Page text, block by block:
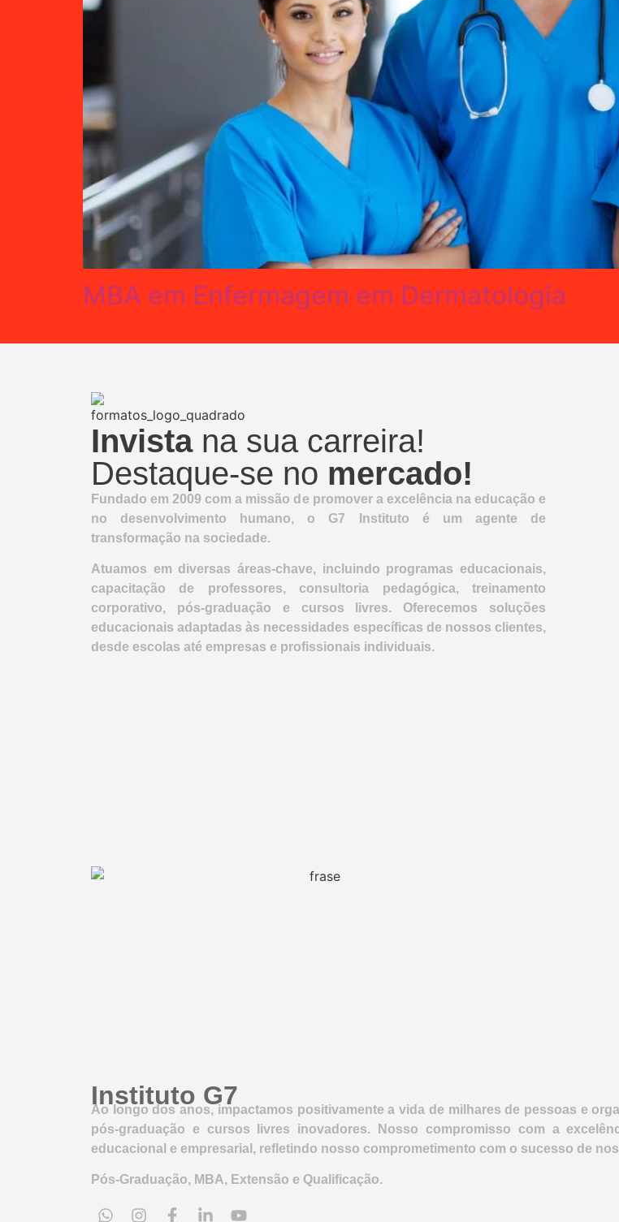
MBA em Enfermagem em Dermatologia
Invistana sua carreira!
Destaque-se no mercado!
Fundado em 2009 com a missão de promover a excelência na educação e
no desenvolvimento humano, o G7 Instituto é um agente de
transformação na sociedade.
Atuamos em diversas áreas-chave, incluindo programas educacionais,
capacitação de professores, consultoria pedagógica, treinamento
corporativo, pós-graduação e cursos livres. Oferecemos soluções
educacionais adaptadas às necessidades específicas de nossos clientes,
desde escolas até empresas e profissionais individuais.
Instituto G7
Ao longo dos anos, impactamos positivamente a vida de milhares de pessoas e
pós-graduação e cursos livres inovadores. Nosso compromisso com a
educacional e empresarial, refletindo nosso comprometimento com o sucesso de
Pós-Graduação, MBA, Extensão e Qualificação.